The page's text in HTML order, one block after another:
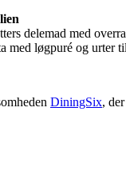
delemad med
med løgpuré og urter
DiningSix,